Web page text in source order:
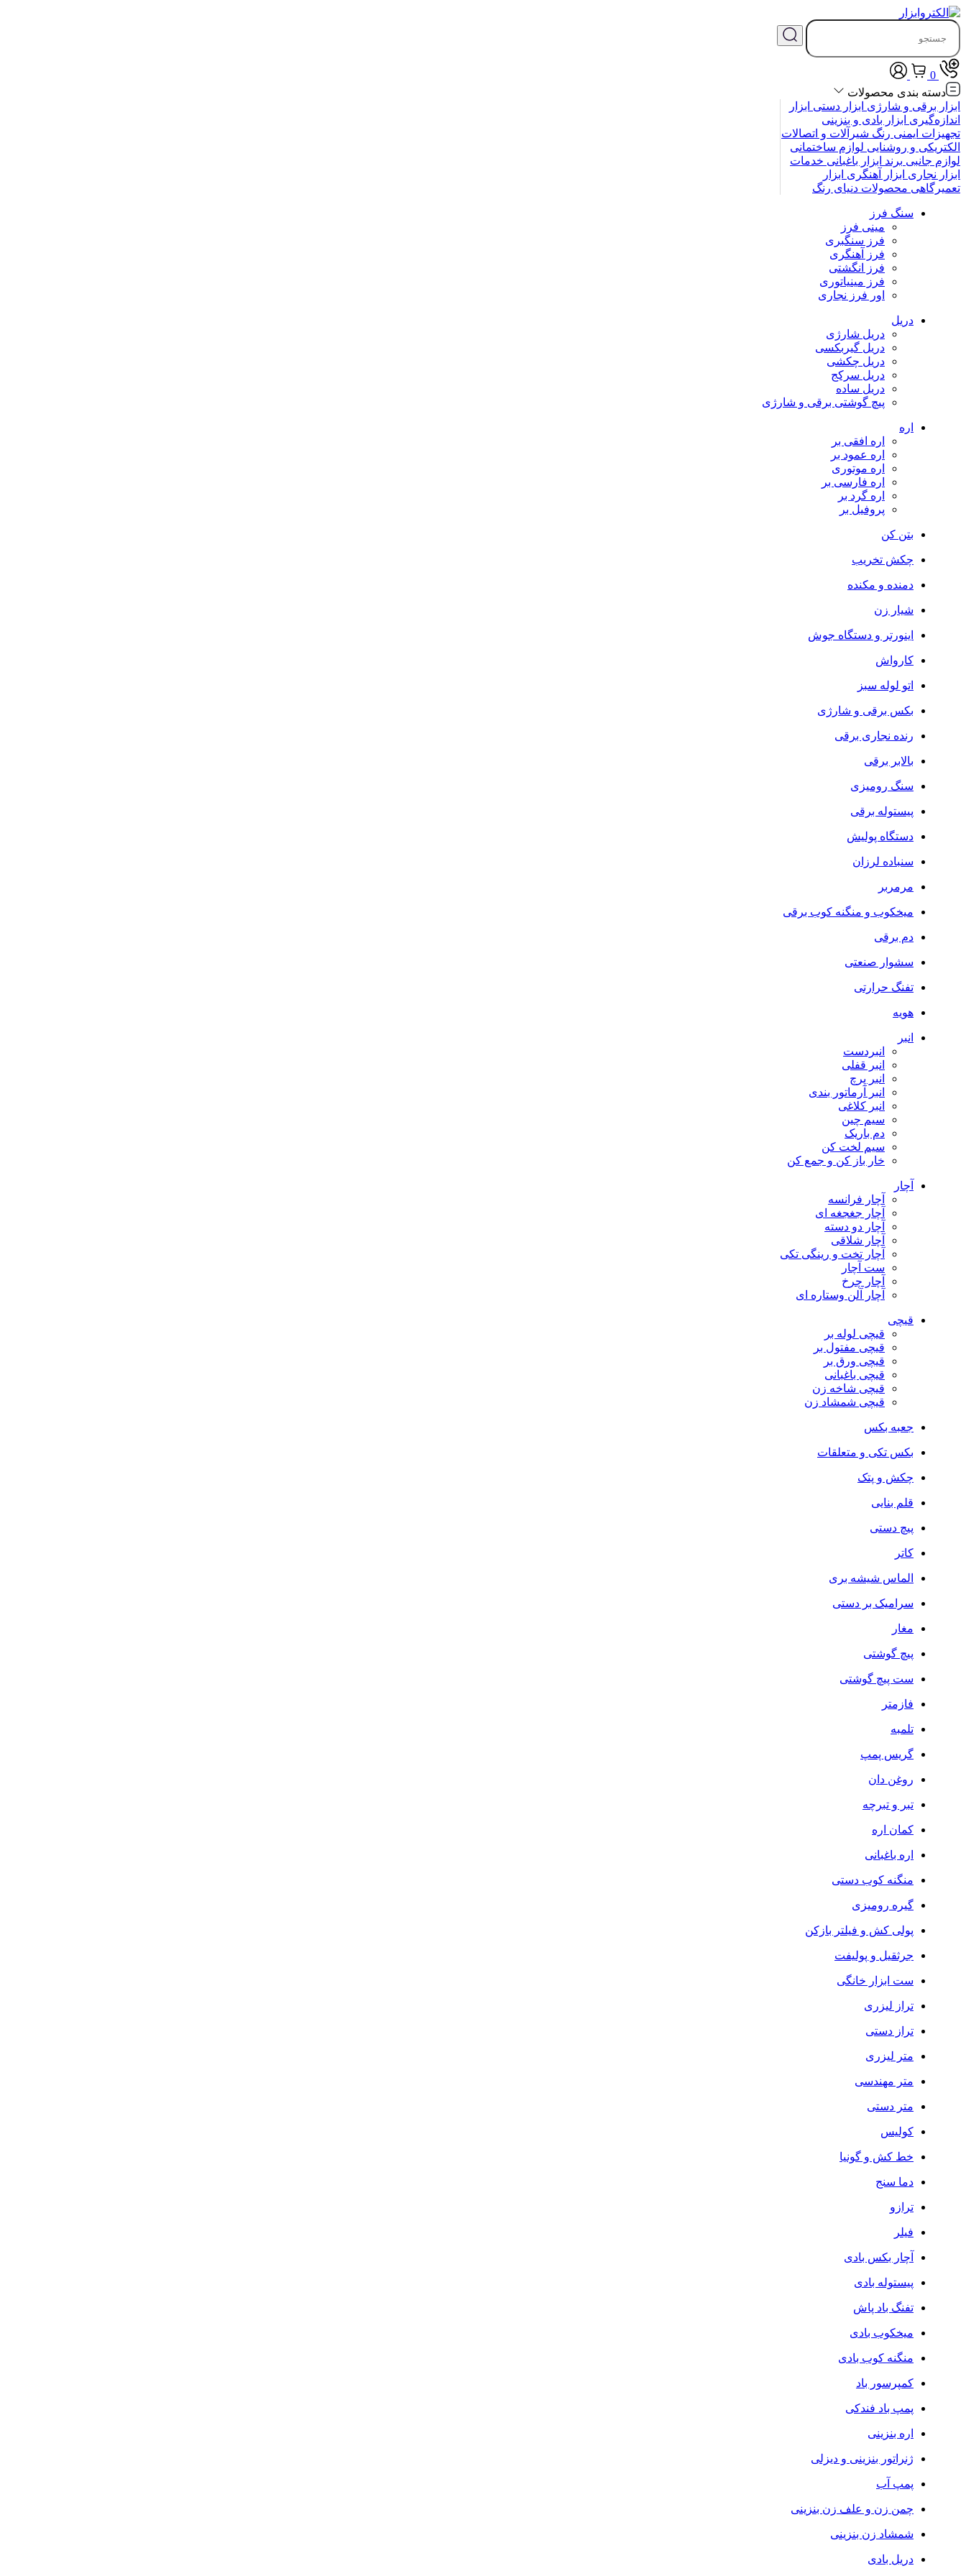
0
دسته بندی محصولات
ابزار برقی و شارژی ابزار دستی ابزار
اندازه‌گیری ابزار بادی و بنزینی
تجهیزات ایمنی رنگ شیرآلات و اتصالات
الکتریکی و روشنایی لوازم ساختمانی
لوازم جانبی برند ابزار باغبانی خدمات
ابزار نجاری ابزار آهنگری ابزار
تعمیرگاهی محصولات دنیای رنگ
سنگ فرز
مینی فرز
فرز سنگبری
فرز آهنگری
فرز انگشتی
فرز مینیاتوری
اور فرز نجاری
دریل
دریل شارژی
دریل گیربکسی
دریل چکشی
دریل سرکج
دریل ساده
پیچ گوشتی برقی و شارژی
اره
اره افقی بر
اره عمود بر
اره موتوری
اره فارسی بر
اره گرد بر
پروفیل بر
بتن کن
چکش تخریب
دمنده و مکنده
شیار زن
اینورتر و دستگاه جوش
کارواش
اتو لوله سبز
بکس برقی و شارژی
رنده نجاری برقی
بالابر برقی
سنگ رومیزی
پیستوله برقی
دستگاه پولیش
سنباده لرزان
مرمربر
میخکوب و منگنه کوب برقی
دم برقی
سشوار صنعتی
تفنگ حرارتی
هویه
انبر
انبردست
انبر قفلی
انبر پرچ
انبر آرماتور بندی
انبر کلاغی
سیم چین
دم باریک
سیم لخت کن
خار باز کن و جمع کن
آچار
آچار فرانسه
آچار جغجغه ای
آچار دو دسته
آچار شلاقی
آچار تخت و رینگی تکی
ست آچار
آچار چرخ
آچار آلن وستاره ای
قیچی
قیچی لوله بر
قیچی مفتول بر
قیچی ورق بر
قیچی باغبانی
قیچی شاخه زن
قیچی شمشاد زن
جعبه بکس
بکس تکی و متعلقات
چکش و پتک
قلم بنایی
پیچ دستی
کاتر
الماس شیشه بری
سرامیک بر دستی
مغار
پیچ گوشتی
ست پیچ گوشتی
فازمتر
تلمبه
گریس پمپ
روغن دان
تبر و تبرچه
کمان اره
اره باغبانی
منگنه کوب دستی
گیره رومیزی
پولی کش و فیلتر بازکن
جرثقیل و پولیفت
ست ابزار خانگی
تراز لیزری
تراز دستی
متر لیزری
متر مهندسی
متر دستی
کولیس
خط کش و گونیا
دما سنج
ترازو
فیلر
آچار بکس بادی
پیستوله بادی
تفنگ باد پاش
میخکوب بادی
منگنه کوب بادی
کمپرسور باد
پمپ باد فندکی
اره بنزینی
ژنراتور بنزینی و دیزلی
پمپ آب
چمن زن و علف زن بنزینی
شمشاد زن بنزینی
دریل بادی